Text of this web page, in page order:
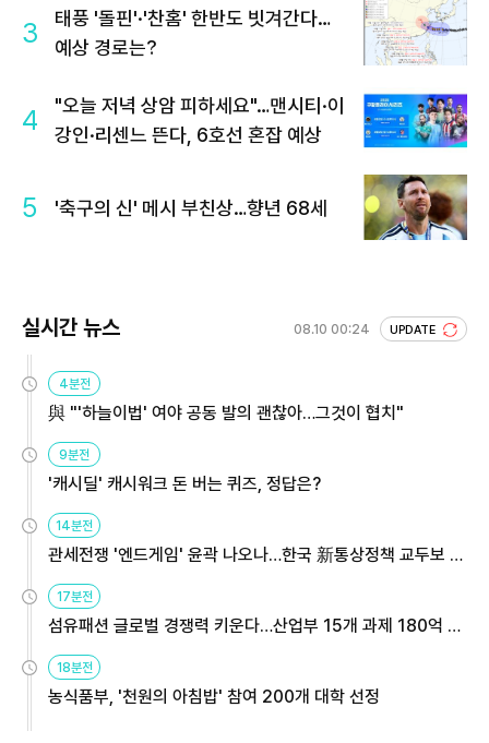
3
태풍 '돌핀'·'찬홈' 한반도 빗겨간다…
예상 경로는?
4
"오늘 저녁 상암 피하세요"…맨시티·이
강인·리센느 뜬다, 6호선 혼잡 예상
5 '축구의 신' 메시 부친상…향년 68세
실시간 뉴스 08.10 00:24 UPDATE
4분전
與 "'하늘이법' 여야 공동 발의 괜찮아…그것이 협치"
9분전
'캐시딜' 캐시워크 돈 버는 퀴즈, 정답은?
14분전
관세전쟁 '엔드게임' 윤곽 나오나…한국 新통상정책 교두보 활
용해야
17분전
섬유패션 글로벌 경쟁력 키운다…산업부 15개 과제 180억 지
원
18분전
농식품부, '천원의 아침밥' 참여 200개 대학 선정